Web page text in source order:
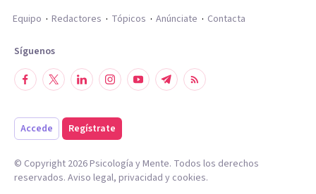
Equipo
Redactores Tópicos Anúnciate Contacta
Síguenos
Accede Regístrate
© Copyright 2026Psicología y Mente. Todos los derechos
reservados. Aviso legal, privacidad y cookies.